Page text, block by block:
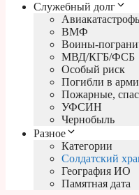
Служебный долг
ВМФ
Воины-
МВД/КГБ/ФСБ
Особый риск
Погибли в
Пожарные,
УФСИН
Чернобыль
Разное
Категории
Солдатский
География ИО
Памятная дата